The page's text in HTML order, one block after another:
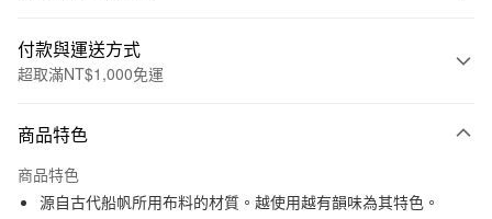
付款與運送方式
超取滿NT$1,000免運
信用卡一次付款
信用卡分期付款
商品特色
商品特色
源自古代船帆所用布料的材質。越使用越有韻味為其特色。